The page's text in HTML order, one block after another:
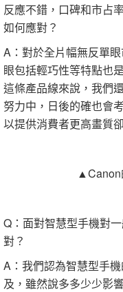
反應不錯，口碑和市占
如何應對？
A：對於全片幅無反單
眼包括輕巧性等特點也
這條產品線來說，我們
努力中，日後的確也會
以提供消費者更高畫質
▲Canon
Q：面對智慧型手機對
對？
A：我們認為智慧型手
及，雖然說多多少少影